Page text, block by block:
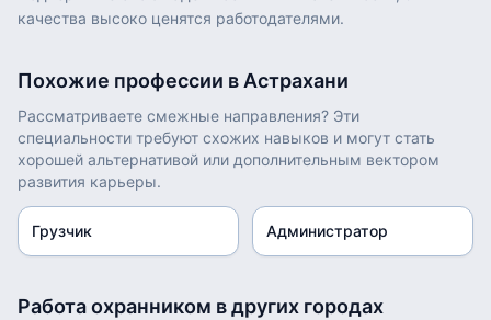
качества высоко ценятся работодателями.
Похожие профессии в Астрахани
Рассматриваете смежные направления? Эти
специальности требуют схожих навыков и могут стать
хорошей альтернативой или дополнительным вектором
развития карьеры.
Грузчик Администратор
Работаохранником в других городах